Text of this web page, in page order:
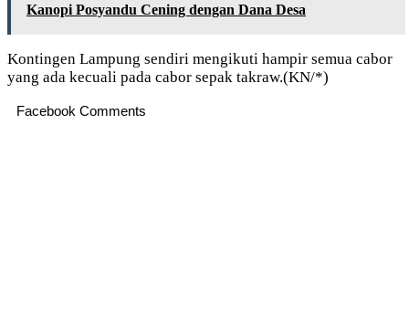
Kanopi Posyandu Cening dengan Dana Desa
Kontingen Lampung sendiri mengikuti hampir semua cabor
yang ada kecuali pada cabor sepak takraw.(KN/*)
Facebook Comments